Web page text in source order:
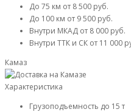
До 75 км от 8 500 руб.
До 100 км от 9 500 руб.
Внутри МКАД от 8 000 руб.
Внутри ТТК и СК от 11 000
Камаз
Характеристика
Грузоподъемность до 15 т